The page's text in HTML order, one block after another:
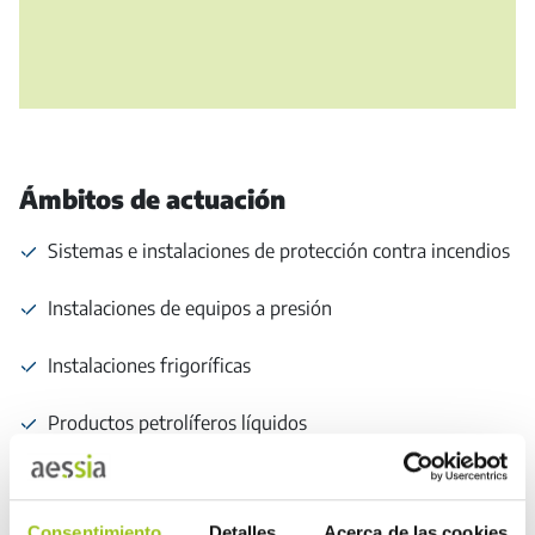
Ámbitos de actuación
Sistemas e instalaciones de protección contra incendios
Instalaciones de equipos a presión
Instalaciones frigoríficas
Productos petrolíferos líquidos
Instalaciones de gas